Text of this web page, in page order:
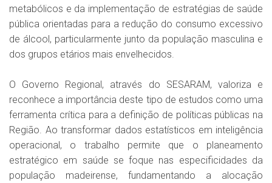
metabólicos e da implementação de estratégias de saúde
pública orientadas para a redução do consumo excessivo
de álcool, particularmente junto da população masculina e
dos grupos etários mais envelhecidos.
O Governo Regional, através do SESARAM, valoriza e
reconhece a importância deste tipo de estudos como uma
ferramenta crítica para a definição de políticas públicas na
Região. Ao transformar dados estatísticos em inteligência
operacional, o trabalho permite que o planeamento
estratégico em saúde se foque nas especificidades da
população madeirense, fundamentando a alocação